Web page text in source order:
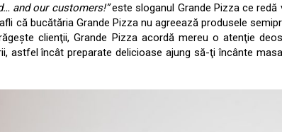
and our customers!”este sloganul Grande Pizza ce
că bucătăria Grande Pizza nu agreează produsele
clienţii, Grande Pizza acordă mereu o atenţie
astfel încât preparate delicioase ajung să-ţi încânte